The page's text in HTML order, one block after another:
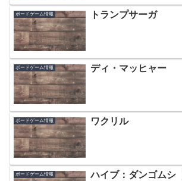
ボードゲーム情報 トランプサーガ
ボードゲーム情報 ディ・マッヒャー
ボードゲーム情報 ワクリル
ボードゲーム情報 ハイブ：ダンゴムシ